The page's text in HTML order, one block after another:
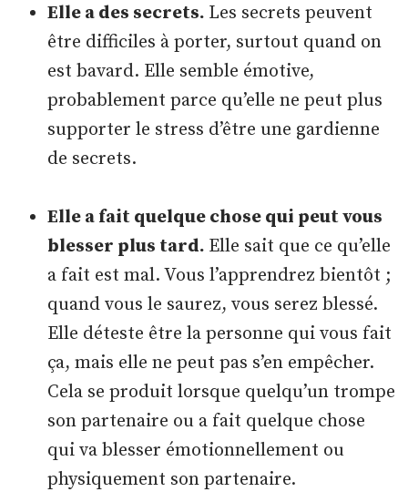
Elle a des secrets. Les secrets peuvent
être difficiles à porter, surtout quand on
est bavard. Elle semble émotive,
probablement parce qu’elle ne peut plus
supporter le stress d’être une gardienne
de secrets.
Elle a fait quelque chose qui peut vous
blesser plus tard. Elle sait que ce qu’elle
a fait est mal. Vous l’apprendrez bientôt ;
quand vous le saurez, vous serez blessé.
Elle déteste être la personne qui vous fait
ça, mais elle ne peut pas s’en empêcher.
Cela se produit lorsque quelqu’un trompe
son partenaire ou a fait quelque chose
qui va blesser émotionnellement ou
physiquement son partenaire.